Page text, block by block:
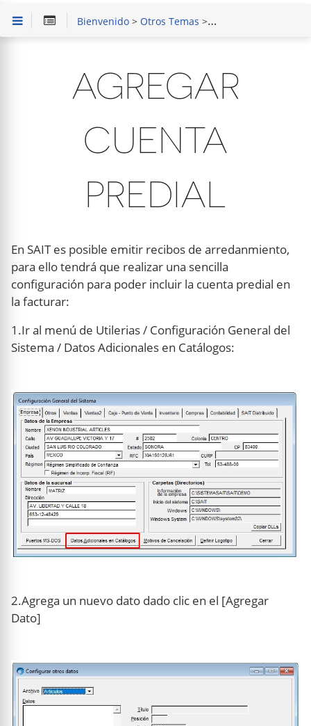
Bienvenido> Otros Temas > Agregar Cuenta Predial
AGREGAR
CUENTA
PREDIAL
En SAIT es posible emitir recibos de arredanmiento,
para ello tendrá que realizar una sencilla
configuración para poder incluir la cuenta predial en
la facturar:
1.Ir al menú de Utilerias / Configuración General del
Sistema / Datos Adicionales en Catálogos:
2.Agrega un nuevo dato dado clic en el [Agregar
Dato]